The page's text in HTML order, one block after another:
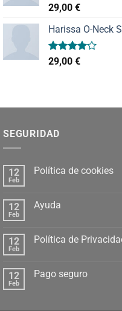
Valorado
con
3.50de
5
29,00 €
Harissa O-Neck
Valorado
con
29,00 €
SEGURIDAD
12
Feb
Política de cookies
12
Feb
Ayuda
12
Feb
Política de
12
Feb
Pago seguro